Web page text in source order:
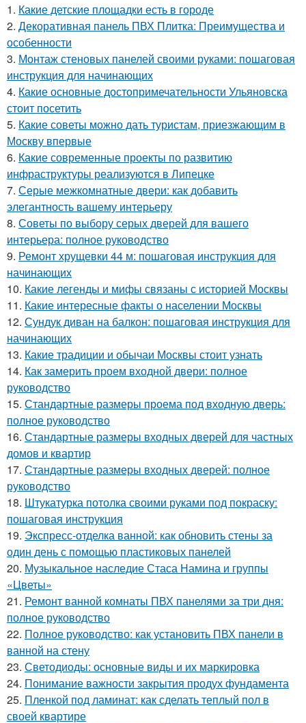
1. Какие детские площадки есть в городе
2. Декоративная панель ПВХ Плитка: Преимущества и
особенности
3. Монтаж стеновых панелей своими руками: пошаговая
инструкция для начинающих
4. Какие основные достопримечательности Ульяновска
стоит посетить
5. Какие советы можно дать туристам, приезжающим в
Москву впервые
6. Какие современные проекты по развитию
инфраструктуры реализуются в Липецке
7. Серые межкомнатные двери: как добавить
элегантность вашему интерьеру
8. Советы по выбору серых дверей для вашего
интерьера: полное руководство
9. Ремонт хрущевки 44 м: пошаговая инструкция для
начинающих
10. Какие легенды и мифы связаны с историей Москвы
11. Какие интересные факты о населении Москвы
12. Сундук диван на балкон: пошаговая инструкция для
начинающих
13. Какие традиции и обычаи Москвы стоит узнать
14. Как замерить проем входной двери: полное
руководство
15. Стандартные размеры проема под входную дверь:
полное руководство
16. Стандартные размеры входных дверей для частных
домов и квартир
17. Стандартные размеры входных дверей: полное
руководство
18. Штукатурка потолка своими руками под покраску:
пошаговая инструкция
19. Экспресс-отделка ванной: как обновить стены за
один день с помощью пластиковых панелей
20. Музыкальное наследие Стаса Намина и группы
«Цветы»
21. Ремонт ванной комнаты ПВХ панелями за три дня:
полное руководство
22. Полное руководство: как установить ПВХ панели в
ванной на стену
23. Светодиоды: основные виды и их маркировка
24. Понимание важности закрытия продух фундамента
25. Пленкой под ламинат: как сделать теплый пол в
своей квартире